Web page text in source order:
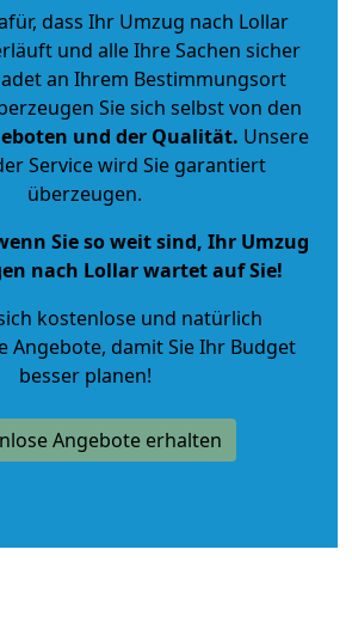
dass Ihr Umzug nach Lollar
und alle Ihre Sachen sicher
an Ihrem Bestimmungsort
Sie sich selbst von den
und der Qualität. Unsere
Service wird Sie garantiert
überzeugen.
Sie so weit sind, Ihr Umzug
nach Lollar wartet auf Sie!
kostenlose und natürlich
Angebote, damit Sie Ihr Budget
besser planen!
Angebote erhalten